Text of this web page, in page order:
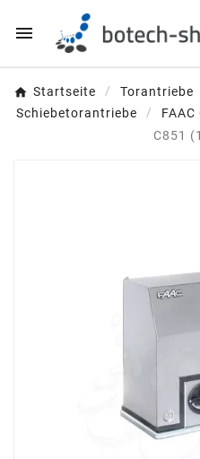

Startseite Torantriebe
Schiebetorantriebe
FAAC
C851